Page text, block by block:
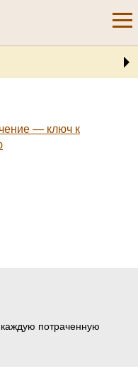
— ключ к
потраченную